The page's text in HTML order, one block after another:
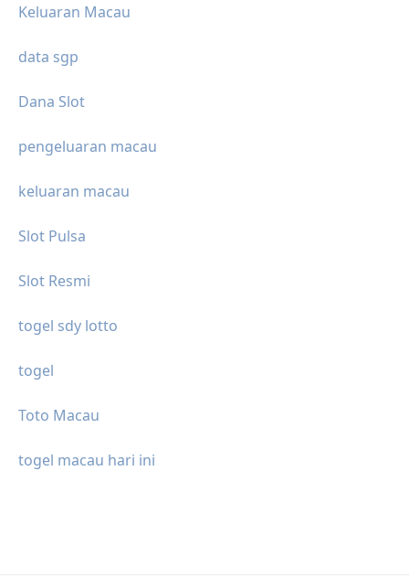
Keluaran Macau
data sgp
Dana Slot
pengeluaran macau
keluaran macau
Slot Pulsa
Slot Resmi
togel sdy lotto
togel
Toto Macau
togel macau hari ini